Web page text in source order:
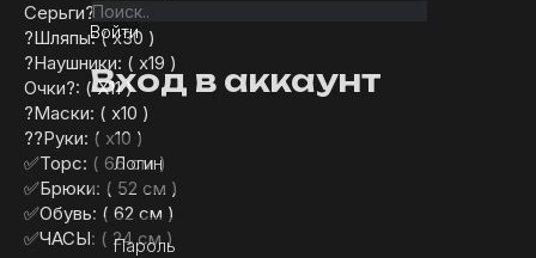
Войти
Вход в аккаунт
Логин
Пароль
Серьги?: ( х36 )
?Шляпы: ( х30 )
?Наушники: ( х19 )
Очки?: ( Х11 )
?Маски: ( х10 )
??Руки: ( х10 )
✅Торс: ( 66 см )
✅Брюки: ( 52 см )
✅Обувь: ( 62 см )
✅ЧАСЫ: ( 24 см )